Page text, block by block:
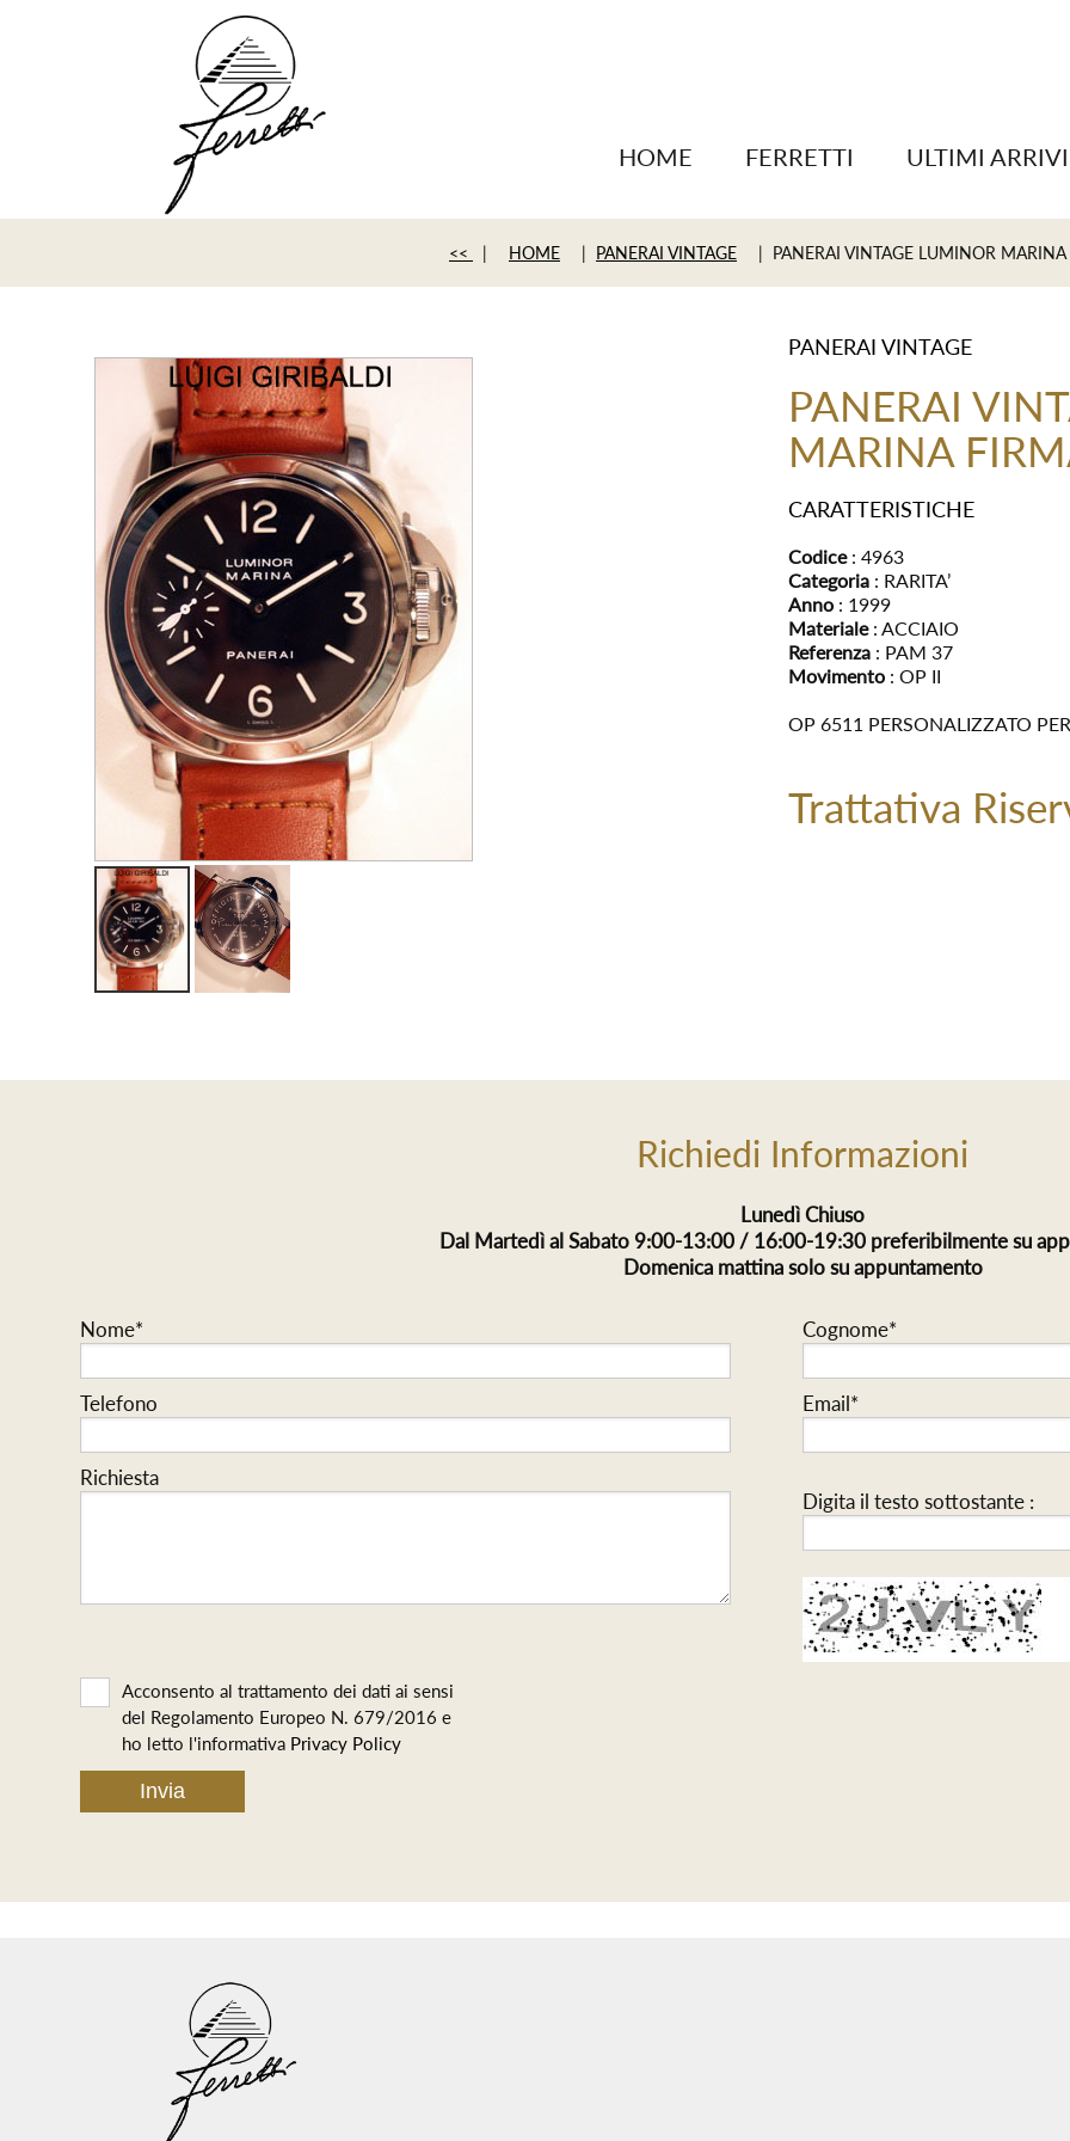
HOME FERRETTI ULTIMI ARRIVI
<< | HOME | PANERAI VINTAGE | PANERAI VINTAGE LUMINOR
PANERAI VINTAGE
PANERAI
MARINA
CARATTERISTICHE
Codice: 4963
Categoria: RARITA’
Anno: 1999
Materiale: ACCIAIO
Referenza: PAM 37
Movimento: OP II
OP 6511 PERSONALIZZATO
Trattativa
Richiedi Informazioni
Lunedì Chiuso
Dal Martedì al Sabato 9:00-13:00 / 16:00-19:30 preferibilmente su
Domenica mattina solo su appuntamento
Nome* Cognome*
Telefono Email*
Richiesta
Digita il testo sottostante :
Acconsento al trattamento dei dati ai sensi
del Regolamento Europeo N. 679/2016 e
ho letto l'informativa Privacy Policy